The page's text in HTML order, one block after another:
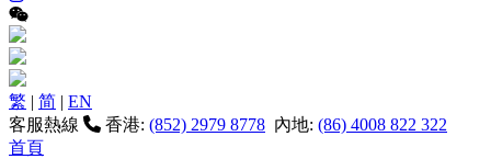
繁 | 简 | EN
客服熱線
香港: (852) 2979 8778 內地: (86) 4008 822 322
首頁